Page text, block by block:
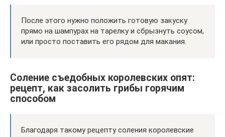
После этого нужно положить готовую закуску
прямо на шампурах на тарелку и сбрызнуть соусом,
или просто поставить его рядом для макания.
Соление съедобных королевских опят:
рецепт, как засолить грибы горячим
способом
Благодаря такому рецепту соления королевские